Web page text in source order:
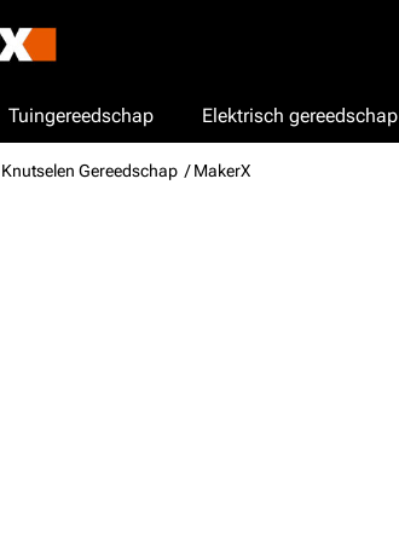
Tuingereedschap Elektrisch gereedschap
Knutselen Gereedschap / MakerX